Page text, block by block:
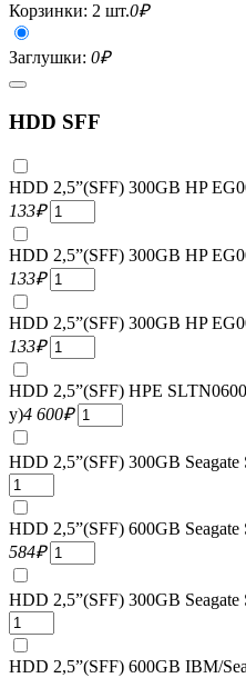
Корзинки: 2 шт.0₽
Заглушки: 0₽
HDD SFF
HDD 2,5”(SFF) 300GB HP
133₽
HDD 2,5”(SFF) 300GB HP
133₽
HDD 2,5”(SFF) 300GB HP
133₽
HDD 2,5”(SFF) HPE
у)4 600₽
HDD 2,5”(SFF) 300GB Seagate
HDD 2,5”(SFF) 600GB
584₽
HDD 2,5”(SFF) 300GB Seagate
HDD 2,5”(SFF) 600GB IBM/